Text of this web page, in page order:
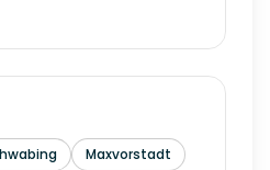
Maxvorstadt